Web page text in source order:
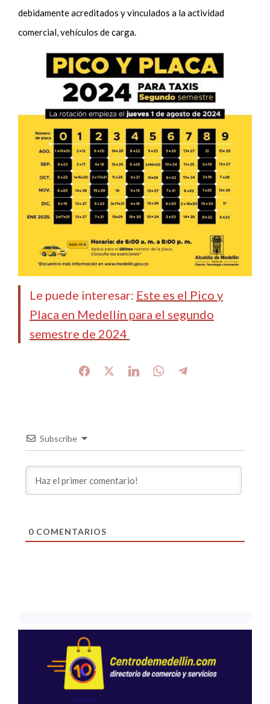
debidamente acreditados y vinculados a la actividad
comercial, vehículos de carga.
Le puede interesar: Este es el Pico y
Placa en Medellín para el segundo
semestre de 2024
Subscribe
0COMENTARIOS